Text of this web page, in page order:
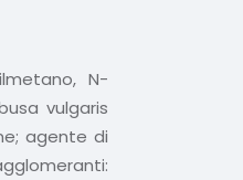
N-
vulgaris
agente di